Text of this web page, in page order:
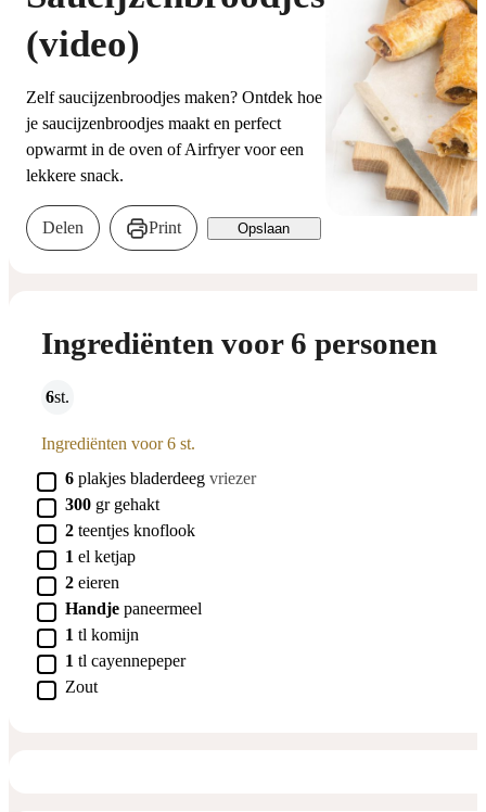
(video)
Zelf saucijzenbroodjes maken? Ontdek hoe
je saucijzenbroodjes maakt en perfect
opwarmt in de oven of Airfryer voor een
lekkere snack.
Delen Print Opslaan
Ingrediënten voor 6 personen
6 st.
Ingrediënten voor 6 st.
▢
6 plakjes bladerdeeg vriezer
▢
300 gr gehakt
▢
2 teentjes knoflook
▢
1 el ketjap
▢
2 eieren
▢
Handje paneermeel
▢
1 tl komijn
▢
1 tl cayennepeper
▢
Zout